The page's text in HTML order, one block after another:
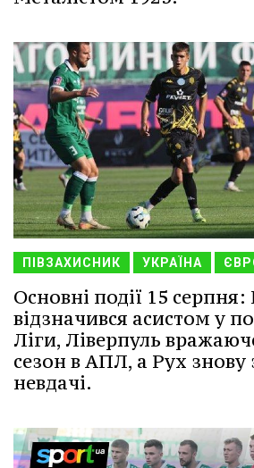
ПІВЗАХИСНИК УКРАЇНА
Основні події 15
відзначився асистом у
Ліги, Ліверпуль
сезон в АПЛ, а Рух знову
невдачі.